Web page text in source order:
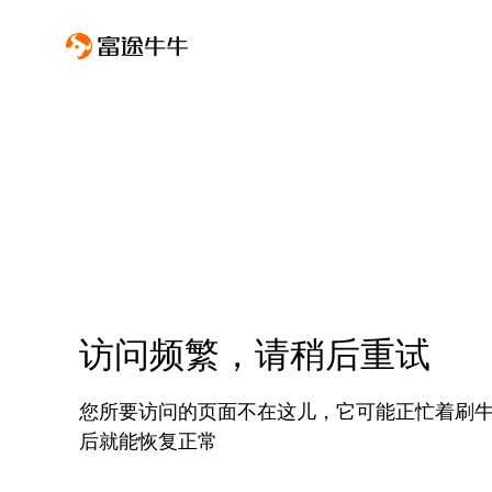
访问频繁，请稍后重试
您所要访问的页面不在这儿，它可能正忙着刷
后就能恢复正常